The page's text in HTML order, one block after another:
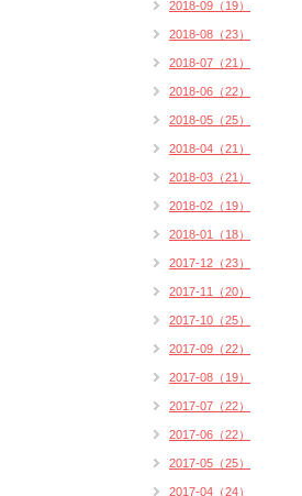
2018-09（19）
2018-08（23）
2018-07（21）
2018-06（22）
2018-05（25）
2018-04（21）
2018-03（21）
2018-02（19）
2018-01（18）
2017-12（23）
2017-11（20）
2017-10（25）
2017-09（22）
2017-08（19）
2017-07（22）
2017-06（22）
2017-05（25）
2017-04（24）